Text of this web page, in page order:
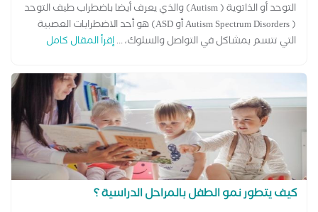
التوحد أو الذاتوية ( Autism) والذي يعرف أيضا باضطراب طيف التوحد
( Autism Spectrum Disorders أو ASD) هو أحد الاضطرابات العصبية
التي تتسم بمشاكل في التواصل والسلوك، ...إقرأ المقال كامل
كيف يتطور نمو الطفل بالمراحل الدراسية ؟